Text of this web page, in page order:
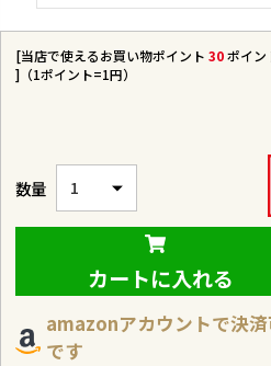
[当店で使えるお買い物ポイント 30ポイン
]（1ポイント=1円）
カートに入れる
amazonアカウントで決
です